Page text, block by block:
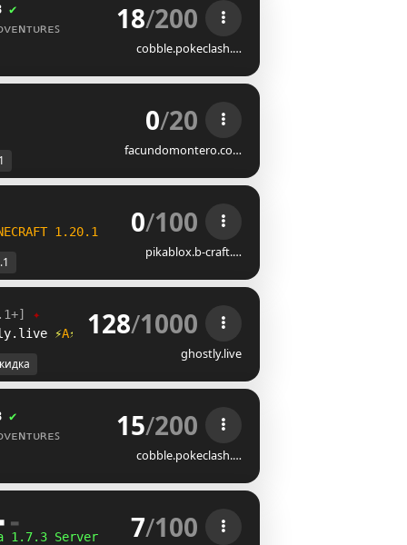
✔
18/200
cobble.pokeclash.…
0/20
facundomontero.co…
1.20.1 0/100
pikablox.b-craft.…
✦
⚡V⚡ 128/1000
ghostly.live
✔
15/200
cobble.pokeclash.…
Server
7/100